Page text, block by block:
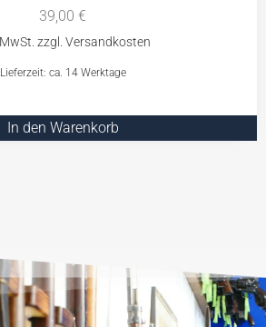
39,00 €
Lieferzeit: ca. 14 Werktage
In den Warenkorb